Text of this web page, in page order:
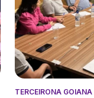
TERCEIRONA GOIANA